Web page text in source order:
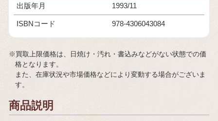
出版年月 1993/11
ISBNコード 978-4306043084
※買取上限価格は、日焼け・汚れ・書込みなどがない状態での価
格となります。
また、在庫状況や市場価格などにより変動する場合がございま
す。
商品説明